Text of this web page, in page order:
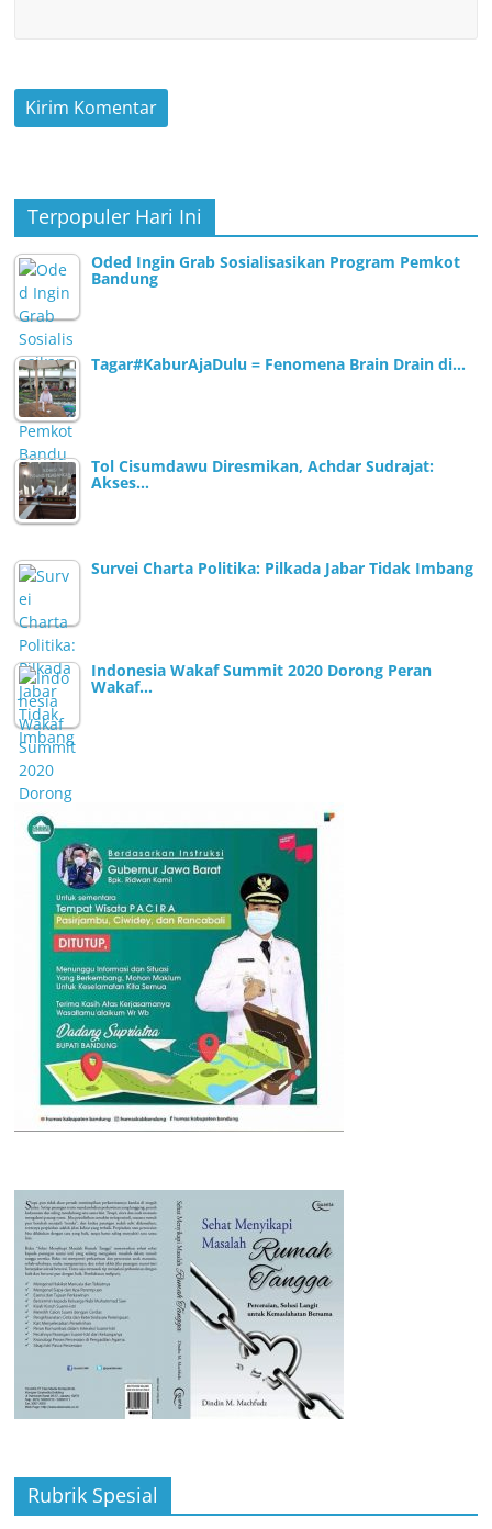
Terpopuler Hari Ini
Oded Ingin Grab Sosialisasikan Program Pemkot
Bandung
Tagar#KaburAjaDulu = Fenomena Brain Drain di…
Tol Cisumdawu Diresmikan, Achdar Sudrajat:
Akses…
Survei Charta Politika: Pilkada Jabar Tidak Imbang
Indonesia Wakaf Summit 2020 Dorong Peran
Wakaf…
Rubrik Spesial